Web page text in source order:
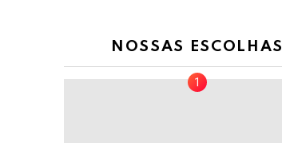
NOSSAS ESCOLHAS